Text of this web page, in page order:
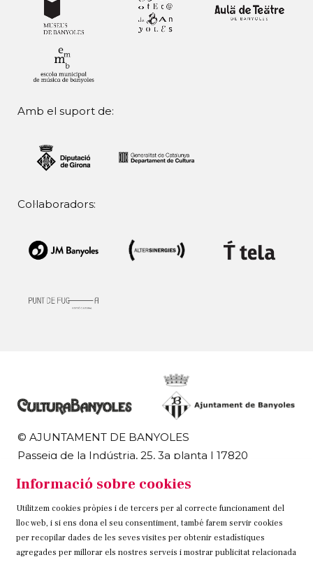
Amb el suport de:
Col·laboradors:
© AJUNTAMENT DE BANYOLES
Passeig de la Indústria, 25, 3a planta | 17820
972 58 18 48 | 972 57 00 50
Sitemap Avís Legal Ús de Cookies Contacteu
Link a instagram
Link a twitter
Link a facebook
Informació sobre cookies
Utilitzem cookies pròpies i de tercers per al correcte funcionament del
lloc web, i si ens dona el seu consentiment, també farem servir cookies
per recopilar dades de les seves visites per obtenir estadístiques
agregades per millorar els nostres serveis i mostrar publicitat relacionada